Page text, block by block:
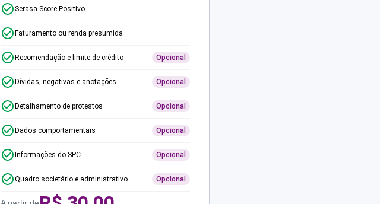
Serasa Score Positivo
Faturamento ou renda presumida
Recomendação e limite de crédito Opcional
Dívidas, negativas e anotações Opcional
Detalhamento de protestos Opcional
Dados comportamentais Opcional
Informações do SPC Opcional
Quadro societário e administrativo Opcional